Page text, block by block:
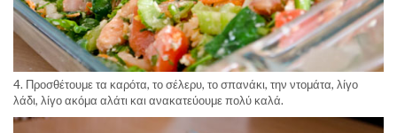
4. Προσθέτουμε τα καρότα, το σέλερυ, το σπανάκι, την ντομάτα, λίγο
λάδι, λίγο ακόμα αλάτι και ανακατεύουμε πολύ καλά.